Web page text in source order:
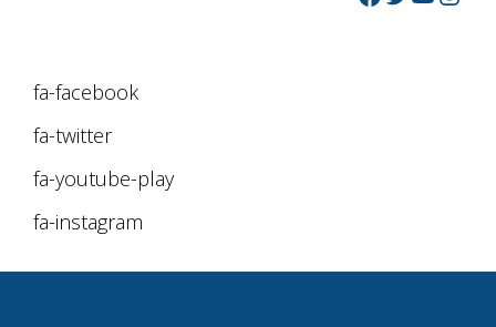
fa-facebook
fa-twitter
fa-youtube-play
fa-instagram